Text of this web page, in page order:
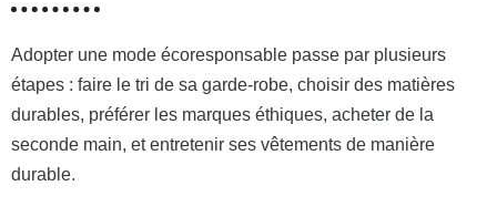
Adopter une mode écoresponsable passe par plusieurs
étapes : faire le tri de sa garde-robe, choisir des matières
durables, préférer les marques éthiques, acheter de la
seconde main, et entretenir ses vêtements de manière
durable.